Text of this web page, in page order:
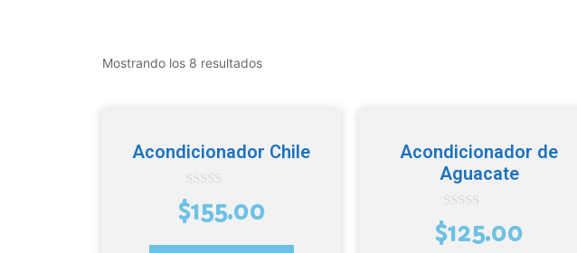
Mostrando los 8 resultados
Acondicionador Chile
0
d
e
$155.00
Acondicionador de
Aguacate
0
d
e
$125.00